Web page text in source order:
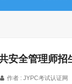
安全管理师招
作者 : JYPC考试认证网